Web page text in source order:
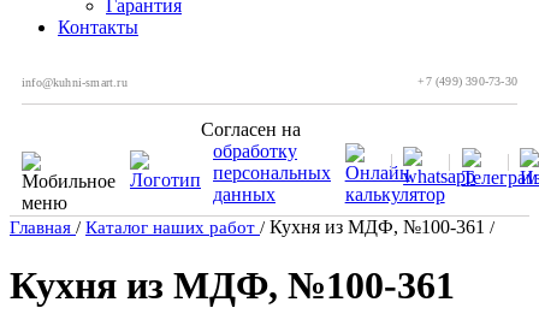
Гарантия
Контакты
info@kuhni-smart.ru +7 (499) 390-73-30
Согласен на
обработку
персональных
данных
Главная / Каталог наших работ / Кухня из МДФ, №100-361 /
Кухня из МДФ, №100-361